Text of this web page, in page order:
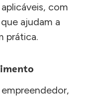
com
ajudam a
prática.